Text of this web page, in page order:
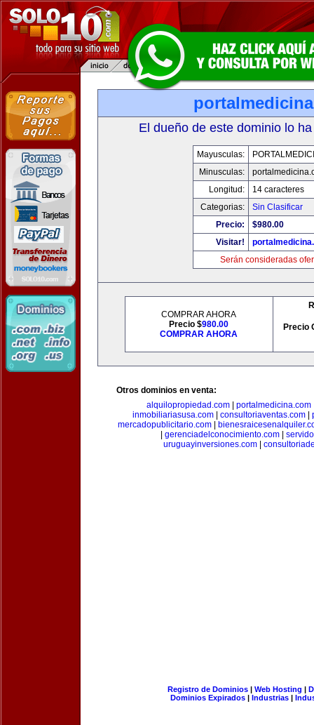
El dueño de este dominio lo
Mayusculas:
Minusculas:
Longitud:
14 caracteres
Categorias:
Sin Clasificar
Precio:
$980.00
Visitar!
Serán consideradas
COMPRAR AHORA
Precio $980.00
COMPRAR AHORA
Precio
Otros dominios en venta:
alquilopropiedad.com| portalmedicina.com
inmobiliariasusa.com| consultoriaventas.com|
mercadopublicitario.com
gerenciadelconocimiento.com
uruguayinversiones.com
Registro de Dominios| Web Hosting |
Dominios Expirados | Industrias |